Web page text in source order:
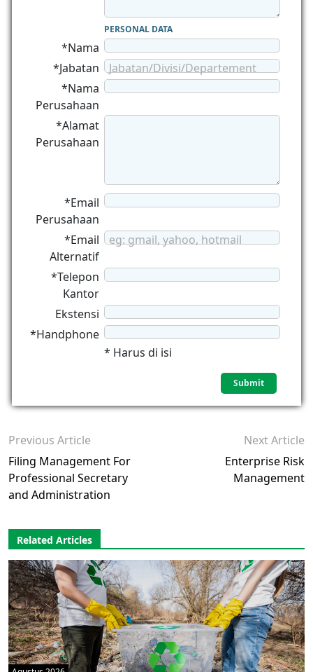
PERSONAL DATA
*Nama
*Jabatan
Jabatan/Divisi/Departement
*Nama
Perusahaan
*Alamat
Perusahaan
*Email
Perusahaan
*Email
Alternatif
eg: gmail, yahoo, hotmail
*Telepon
Kantor
Ekstensi
*Handphone
* Harus di isi
Previous Article
Filing Management For
Professional Secretary
and Administration
Next Article
Enterprise Risk
Management
Related Articles